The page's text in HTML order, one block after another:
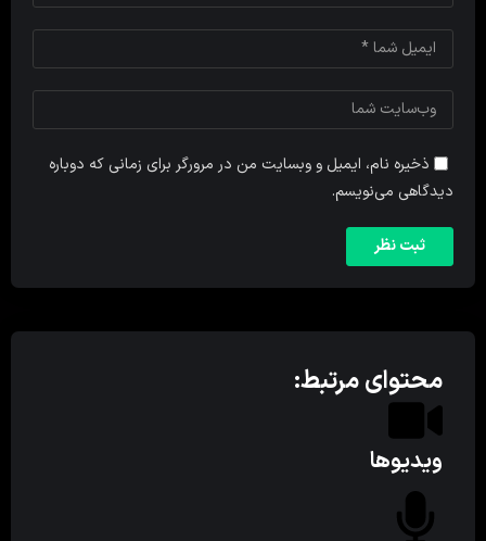
ذخیره نام، ایمیل و وبسایت من در مرورگر برای زمانی که دوباره
دیدگاهی می‌نویسم.
محتوای مرتبط:
ویدیوها